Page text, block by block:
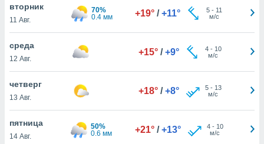
cookie
в
ВЫ
вторник
11 Авг.
70%
0.4 мм
+19° / +11° 5 - 11
м/с
среда
12 Авг.
+15° / +9° 4- 10
м/с
четверг
13 Авг.
+18° / +8° 5- 13
м/с
пятница
14 Авг.
50%
0.6 мм
+21° / +13° 4- 10
м/с